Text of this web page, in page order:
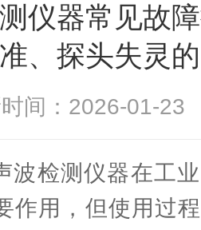
仪器常见故
、探头失灵
时间：2026-01-
检测仪器在工业
作用，但使用过